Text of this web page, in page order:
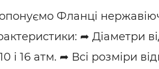
Фланці
➦ Діаметри
і 16 атм. ➦ Всі розміри